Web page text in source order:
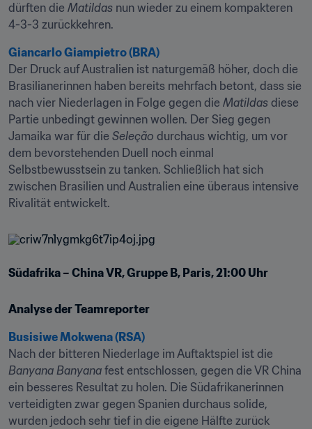
dürften die Matildas nun wieder zu einem kompakteren
4-3-3 zurückkehren.
Giancarlo Giampietro (BRA)
Der Druck auf Australien ist naturgemäß höher, doch die
Brasilianerinnen haben bereits mehrfach betont, dass sie
nach vier Niederlagen in Folge gegen die Matildas diese
Partie unbedingt gewinnen wollen. Der Sieg gegen
Jamaika war für die Seleção durchaus wichtig, um vor
dem bevorstehenden Duell noch einmal
Selbstbewusstsein zu tanken. Schließlich hat sich
zwischen Brasilien und Australien eine überaus intensive
Rivalität entwickelt.
Südafrika – China VR, Gruppe B, Paris, 21:00 Uhr
Analyse der Teamreporter
Busisiwe Mokwena (RSA)
Banyana Banyana fest entschlossen, gegen die VR China
ein besseres Resultat zu holen. Die Südafrikanerinnen
verteidigten zwar gegen Spanien durchaus solide,
wurden jedoch sehr tief in die eigene Hälfte zurück